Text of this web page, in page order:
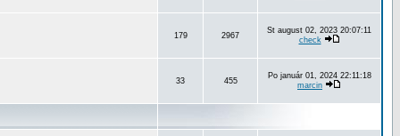
179 2967
St august 02, 2023 20:07:11
check
33 455
Po január 01, 2024 22:11:18
marcin